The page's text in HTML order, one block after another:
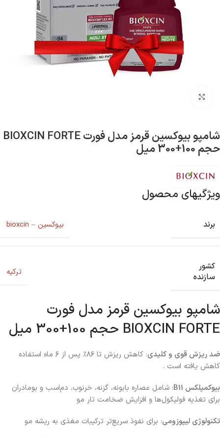
شامپو بیوکسین قرمز مدل فورت BIOXCIN FORTE
حجم 100+300 میل
ویژگیهای محصول
برند بیوکسین – bioxcin
کشور
سازنده
ترکیه
شامپو بیوکسین قرمز مدل فورت
BIOXCIN FORTE حجم 100+300 میل
ضد ریزش قوی و کلیدی
: کاهش ریزش تا ۸۶٪ پس از ۶ ماه استفاده
کاهش یافته است .
بیوکمپلکس B11
: شامل عصاره بابونه، گزنه، خرنوب، دم‌اسب و بومادران
برای تغذیه فولیکول‌ها و افزایش ضخامت تار مو
تکنولوژی لیپوزومی: برای نفوذ سریع‌تر ترکیبات مغذی به ریشه مو